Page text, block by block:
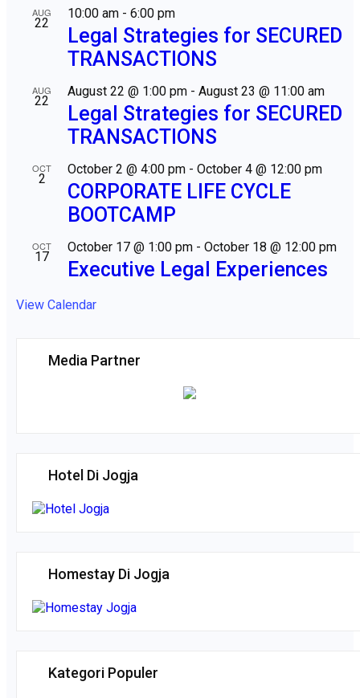
AUG
22
10:00 am - 6:00 pm
Legal Strategies for SECURED
TRANSACTIONS
AUG
22
August 22 @ 1:00 pm - August 23 @ 11:00 am
Legal Strategies for SECURED
TRANSACTIONS
OCT
2
October 2 @ 4:00 pm - October 4 @ 12:00 pm
CORPORATE LIFE CYCLE
BOOTCAMP
OCT
17
October 17 @ 1:00 pm - October 18 @ 12:00 pm
Executive Legal Experiences
View Calendar
Media Partner
Hotel Di Jogja
Homestay Di Jogja
Kategori Populer